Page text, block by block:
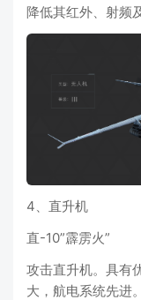
降低其红外、射频
4、直升机
直-10”霹雳火”
攻击直升机。具有
大，航电系统先进。